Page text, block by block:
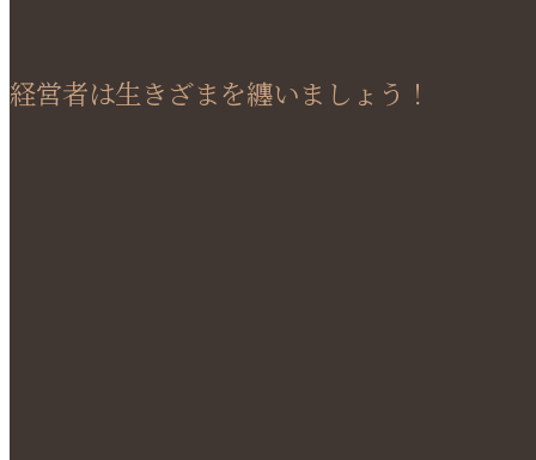
経営者は生きざまを纏いましょう！